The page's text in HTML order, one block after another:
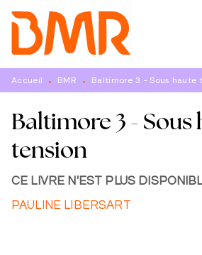
MENU RECHERCHE
PIED DE PAGE
Accueil • BMR • Baltimore 3 - Sous haute
Baltimore 3 - Sous
tension
CE LIVRE N'EST PLUS
PAULINE LIBERSART